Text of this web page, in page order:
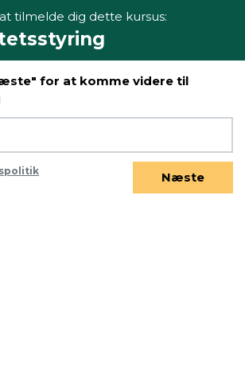
tilmelde dig dette kursus:
for at komme videre til